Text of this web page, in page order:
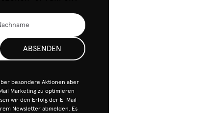
ABSENDEN
besondere Aktionen aber
Marketing zu optimieren
wir den Erfolg der E-Mail
Newsletter abmelden. Es